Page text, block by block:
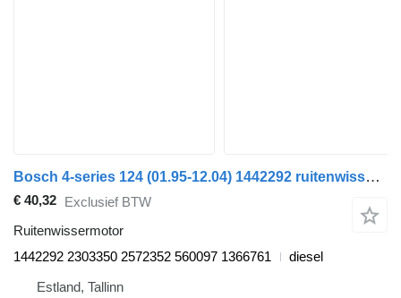
Bosch 4-series 124 (01.95-12.04) 1442292 ruitenwissermotor voor Scania 4-series (1995-2006) trekker
€ 40,32 Exclusief BTW
Ruitenwissermotor
1442292 2303350 2572352 560097 1366761
diesel
Estland, Tallinn